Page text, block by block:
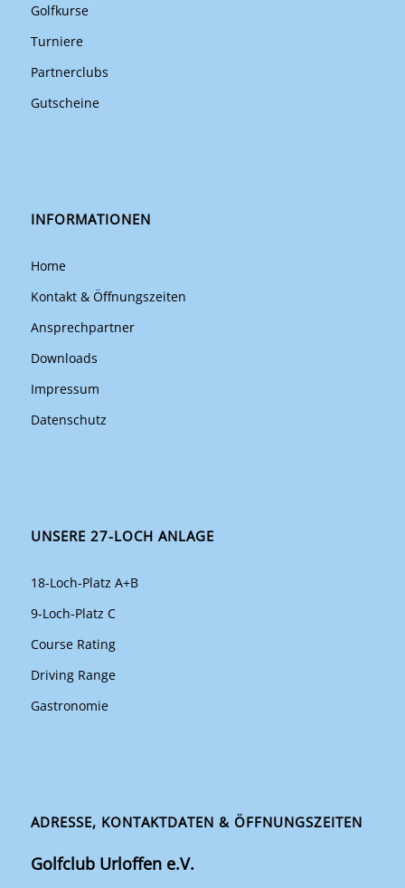
Golfkurse
Turniere
Partnerclubs
Gutscheine
INFORMATIONEN
Home
Kontakt & Öffnungszeiten
Ansprechpartner
Downloads
Impressum
Datenschutz
UNSERE 27-LOCH ANLAGE
18-Loch-Platz A+B
9-Loch-Platz C
Course Rating
Driving Range
Gastronomie
ADRESSE, KONTAKTDATEN & ÖFFNUNGSZEITEN
Golfclub Urloffen e.V.